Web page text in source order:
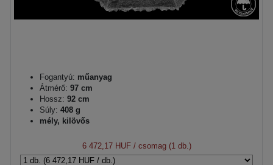
Fogantyú: műanyag
Átmérő: 97 cm
Hossz: 92 cm
Súly: 408 g
mély, kilövős
6 472,17 HUF/ csomag (1 db.)